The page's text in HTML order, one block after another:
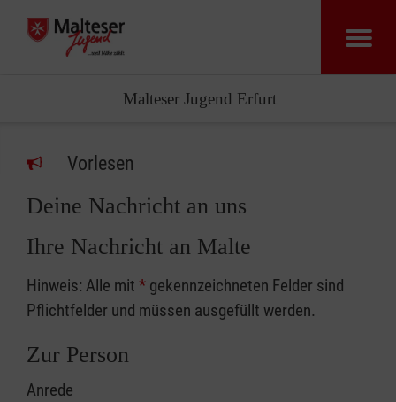
Malteser Jugend Erfurt
Vorlesen
Deine Nachricht an uns
Ihre Nachricht an Malte
Hinweis: Alle mit * gekennzeichneten Felder sind
Pflichtfelder und müssen ausgefüllt werden.
Zur Person
Anrede